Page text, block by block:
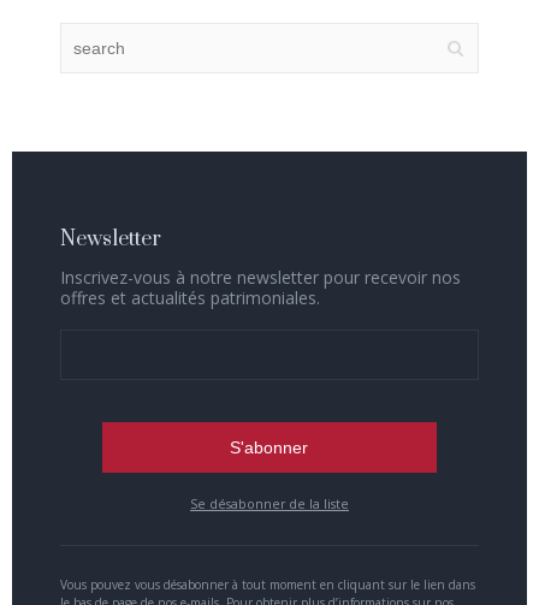
Newsletter
Inscrivez-vous à notre newsletter pour recevoir nos
offres et actualités patrimoniales.
Se désabonner de la liste
Vous pouvez vous désabonner à tout moment en cliquant sur le lien dans